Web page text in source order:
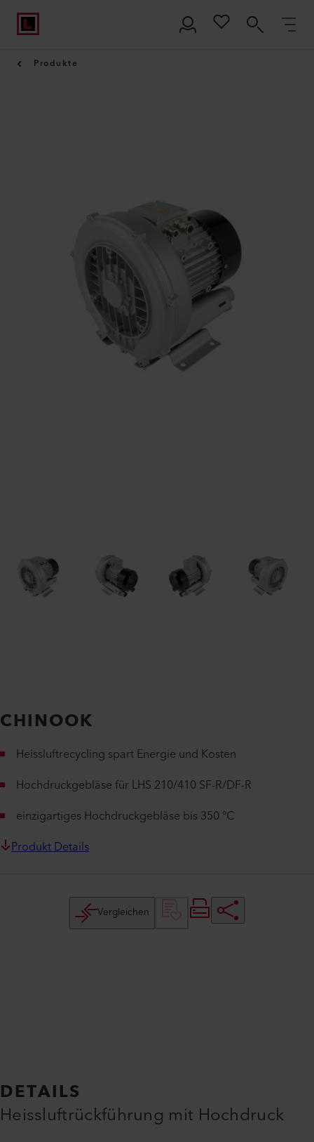
Produkte
CHINOOK
Heissluftrecycling spart Energie und Kosten
Hochdruckgebläse für LHS 210/410 SF-R/DF-R
einzigartiges Hochdruckgebläse bis 350 °C
Produkt Details
Vergleichen
DETAILS
Heissluftrückführung mit Hochdruck